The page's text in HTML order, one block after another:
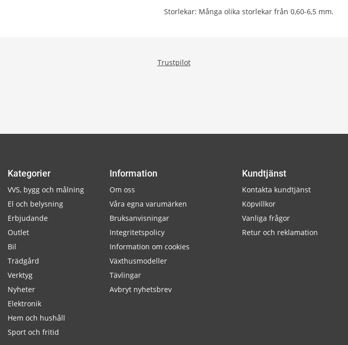
Storlekar: Många olika storlekar från 0,60-6,5 mm.
Trustpilot
Kategorier
VVS, bygg och målning
El och belysning
Erbjudande
Outlet
Bil
Trädgård
Verktyg
Nyheter
Elektronik
Hem och hushåll
Sport och fritid
Information
Om oss
Våra egna varumärken
Bruksanvisningar
Integritetspolicy
Information om cookies
Växthusmodeller
Tävlingar
Avbryt nyhetsbrev
Kundtjänst
Kontakta kundtjänst
Köpvillkor
Vanliga frågor
Retur och reklamation